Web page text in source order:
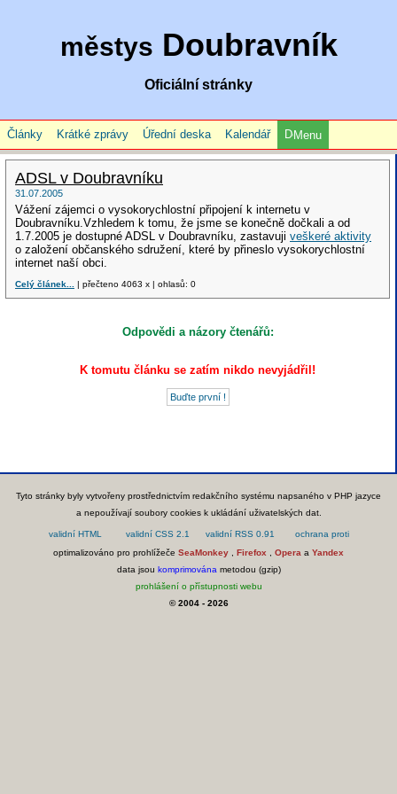
městys Doubravník
Oficiální stránky
Články Krátké zprávy Úřední deska Kalendář Menu
ADSL v Doubravníku
31.07.2005
Vážení zájemci o vysokorychlostní připojení k internetu v
Doubravníku.Vzhledem k tomu, že jsme se konečně dočkali a od
1.7.2005 je dostupné ADSL v Doubravníku, zastavuji veškeré aktivity
o založení občanského sdružení, které by přineslo vysokorychlostní
internet naší obci.
Celý článek... | přečteno 4063 x | ohlasů: 0
Odpovědi a názory čtenářů:
K tomutu článku se zatím nikdo nevyjádřil!
Tyto stránky byly vytvořeny prostřednictvím redakčního systému napsaného v PHP jazyce
a nepoužívají soubory cookies k ukládání uživatelských dat.
optimalizováno pro prohlížeče SeaMonkey Firefox Opera a Yandex
data jsou komprimována metodou (gzip)
prohlášení o přístupnosti webu
© 2004 - 2026